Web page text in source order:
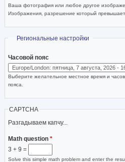
Ваша фотография или любое другое
Изображения, разрешение который
Скрыть
Региональные настройки
Часовой пояс
Выберите желательное местное время и
пояса.
CAPTCHA
Разгадываем капчу...
Math question *
3 + 9 =
Solve this simple math problem and enter the